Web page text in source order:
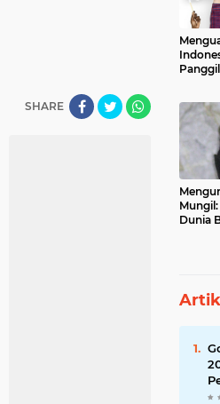
SHARE
Mungil:
Dunia